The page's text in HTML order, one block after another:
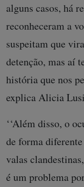
alguns casos, há
reconheceram a
suspeitam que
detenção, mas aí
história que nos
explica Alicia
‘‘Além disso, o
de forma
valas
é um problema